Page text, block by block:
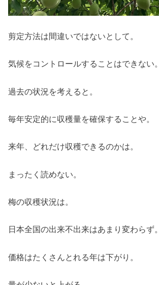
剪定方法は間違いではないとして。
気候をコントロールすることはできない。
過去の状況を考えると。
毎年安定的に収穫量を確保することや。
来年、どれだけ収穫できるのかは。
まったく読めない。
梅の収穫状況は。
日本全国の出来不出来はあまり変わらず。
価格はたくさんとれる年は下がり。